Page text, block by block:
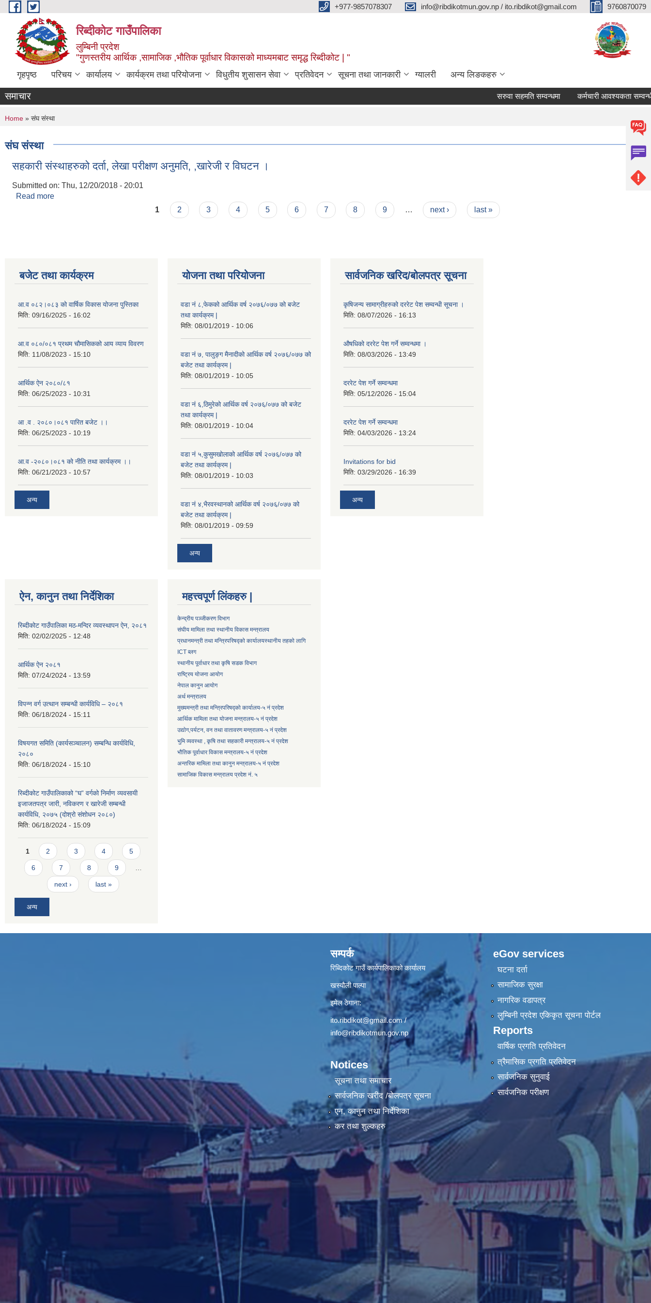
Skip to main content +977-9857078307 info@ribdikotmun.gov.np / ito.ribdikot@gmail.com 9760870079
रिब्दीकोट गाउँपालिका
लुम्बिनी प्रदेश
"गुणस्तरीय आर्थिक ,सामाजिक ,भौतिक पूर्वाधार विकासको माध्यमबाट समृद्ध रिब्दीकोट | "
गृहपृष्ठ परिचय कार्यालय कार्यक्रम तथा परियोजना विधुतीय शुसासन सेवा प्रतिवेदन सूचना तथा जानकारी ग्यालरी अन्य लिङकहरु
समाचार सरुवा सहमति सम्वन्धमा कर्मचारी आवश्यकता सम्वन्धी
You are here
Home » संघ संस्था
संघ संस्था
सहकारी संस्थाहरुको दर्ता, लेखा परीक्षण अनुमति, ,खारेजी र विघटन ।
Submitted on: Thu, 12/20/2018 - 20:01
Read more
1 2 3 4 5 6 7 8 9 … next › last »
बजेट तथा कार्यक्रम
आ.व ०८२।०८३ को वार्षिक विकास योजना पुस्तिका
मिति: 09/16/2025 - 16:02
आ.व ०८०/०८१ प्रथम चौमासिकको आय व्याय विवरण
मिति: 11/08/2023 - 15:10
आर्थिक ऐन २०८०/८१
मिति: 06/25/2023 - 10:31
आ .व . २०८०।०८१ पारित बजेट ।।
मिति: 06/25/2023 - 10:19
आ.व -२०८०।०८१ को नीति तथा कार्यक्रम ।।
मिति: 06/21/2023 - 10:57
अन्य
योजना तथा परियोजना
वडा नं ८,फेकको आर्थिक वर्ष २०७६/०७७ को बजेट
तथा कार्यक्रम |
मिति: 08/01/2019 - 10:06
वडा नं ७, पालुङ्ग मैनादीको आर्थिक वर्ष २०७६/०७७ को
बजेट तथा कार्यक्रम |
मिति: 08/01/2019 - 10:05
वडा नं ६,ठिमुरेको आर्थिक वर्ष २०७६/०७७ को बजेट
तथा कार्यक्रम |
मिति: 08/01/2019 - 10:04
वडा नं ५,कुसुमखोलाको आर्थिक वर्ष २०७६/०७७ को
बजेट तथा कार्यक्रम |
मिति: 08/01/2019 - 10:03
वडा नं ४,भैरवस्थानको आर्थिक वर्ष २०७६/०७७ को
बजेट तथा कार्यक्रम |
मिति: 08/01/2019 - 09:59
अन्य
सार्वजनिक खरिद/बोलपत्र सूचना
कृषिजन्य सामाग्रीहरुको दररेट पेश सम्वन्धी सूचना ।
मिति: 08/07/2026 - 16:13
औषधिको दररेट पेश गर्ने सम्वन्धमा ।
मिति: 08/03/2026 - 13:49
दररेट पेश गर्ने सम्वन्धमा
मिति: 05/12/2026 - 15:04
दररेट पेश गर्ने सम्वन्धमा
मिति: 04/03/2026 - 13:24
Invitations for bid
मिति: 03/29/2026 - 16:39
अन्य
ऐन, कानुन तथा निर्देशिका
रिब्दीकोट गाउँपालिका मठ-मन्दिर व्यवस्थापन ऐन, २०८१
मिति: 02/02/2025 - 12:48
आर्थिक ऐन २०८१
मिति: 07/24/2024 - 13:59
विपन्न वर्ग उत्थान सम्बन्धी कार्यविधि – २०८१
मिति: 06/18/2024 - 15:11
विषयगत समिति (कार्यसञ्चालन) सम्बन्धि कार्यविधि,
२०८०
मिति: 06/18/2024 - 15:10
रिब्दीकोट गाउँपालिकाको “घ” वर्गको निर्माण व्यवसायी
इजाजतपत्र जारी, नविकरण र खारेजी सम्बन्धी
कार्यविधि, २०७५ (दोश्रो संशोधन २०८०)
मिति: 06/18/2024 - 15:09
Pages
1 2 3 4 5
6 7 8 9
next › last »
अन्य
महत्त्वपूर्ण लिंकहरु |
केन्द्रीय पञ्जीकरण विभाग
संघीय मामिला तथा स्थानीय विकास मन्त्रालय
प्रधानमन्त्री तथा मन्त्रिपरिषद्को कार्यालयस्थानीय तहको लागि
ICT ब्लग
स्थानीय पूर्वाधार तथा कृषि सडक विभाग
राष्ट्रिय योजना आयोग
नेपाल कानुन आयोग
अर्थ मन्त्रालय
मुख्यमन्त्री तथा मन्त्रिपरिषद्को कार्यालय-५ नं प्रदेश
आर्थिक मामिला तथा योजना मन्त्रालय-५ नं प्रदेश
उद्याेग,पर्यटन, वन तथा वातावरण मन्त्रालय-५ नं प्रदेश
भुमि व्यवस्था , कृषि तथा सहकारी मन्त्रालय-५ नं प्रदेश
भौतिक पूर्वाधार विकास मन्त्रालय-५ नं प्रदेश
अन्तरिक मामिला तथा कानुन मन्त्रालय-५ नं प्रदेश
सामाजिक विकास मन्त्रालय प्रदेश नं. ५
सम्पर्क
रिब्दिकोट गाउँ कार्यपालिकाको कार्यालय
खस्यौली पाल्पा
इमेल ठेगाना:
ito.ribdikot@gmail.com/
info@ribdikotmun.gov.np
Notices
सूचना तथा समाचार
सार्वजनिक खरीद /बोलपत्र सूचना
एन, कानुन तथा निर्देशिका
कर तथा शुल्कहरु
eGov services
घटना दर्ता
सामाजिक सुरक्षा
नागरिक वडापत्र
लुम्बिनी प्रदेश एकिकृत सूचना पाेर्टल
Reports
वार्षिक प्रगति प्रतिवेदन
त्रैमासिक प्रगति प्रतिवेदन
सार्वजनिक सुनुवाई
सार्वजनिक परीक्षण